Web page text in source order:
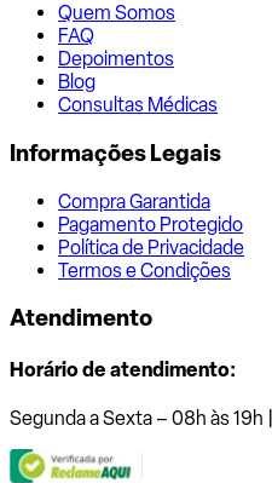
Quem Somos
FAQ
Depoimentos
Blog
Consultas Médicas
Informações Legais
Compra Garantida
Pagamento Protegido
Política de Privacidade
Termos e Condições
Atendimento
Horário de atendimento:
Segunda a Sexta – 08h às 19h